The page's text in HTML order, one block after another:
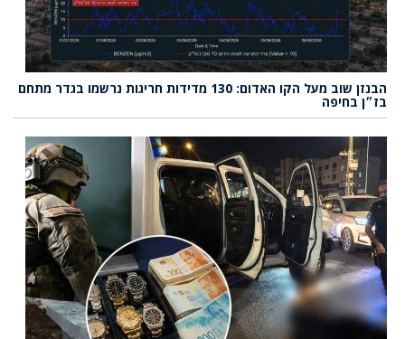
הבנזן שוב מעל הקו האדום: 130 מדידות חריגות נרשמו בגדר מתחם
בז״ן בחיפה